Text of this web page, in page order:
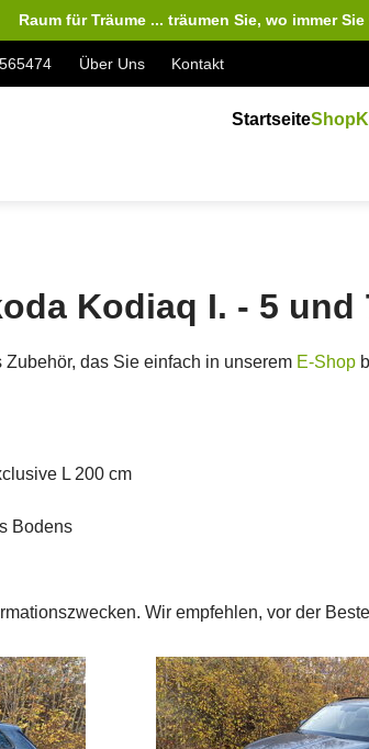
Raum für Träume ... träumen Sie, wo immer
Über Uns Kontakt
StartseiteShop
Kodiaq I. - 5
das Sie einfach in unserem E-Shop
L 200 cm
Bodens
Wir empfehlen, vor der